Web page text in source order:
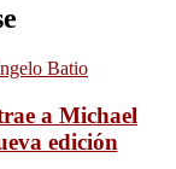
a Michael
edición